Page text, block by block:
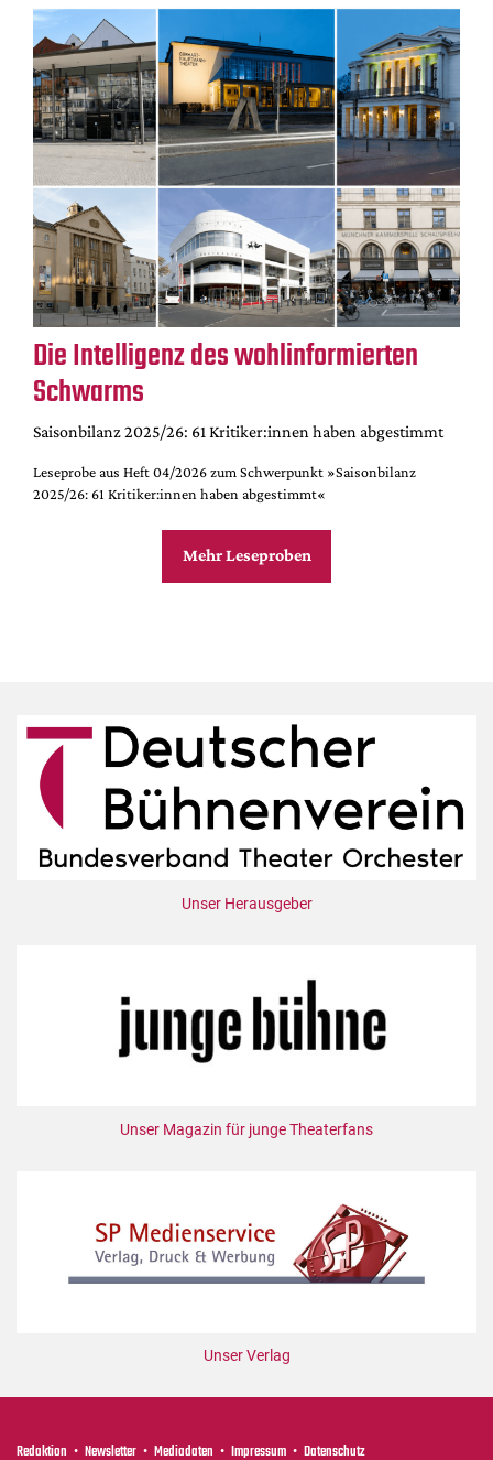
Die Intelligenz des wohlinformierten
Schwarms
Saisonbilanz 2025/26: 61 Kritiker:innen haben abgestimmt
Leseprobe aus Heft 04/2026 zum Schwerpunkt »Saisonbilanz
2025/26: 61 Kritiker:innen haben abgestimmt«
Mehr Leseproben
Unser Herausgeber
Unser Magazin für junge Theaterfans
Unser Verlag
Redaktion Newsletter Mediadaten Impressum Datenschutz